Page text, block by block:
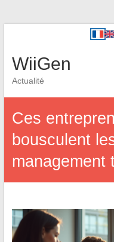
WiiGen
Actualité
Ces
bousculent
management